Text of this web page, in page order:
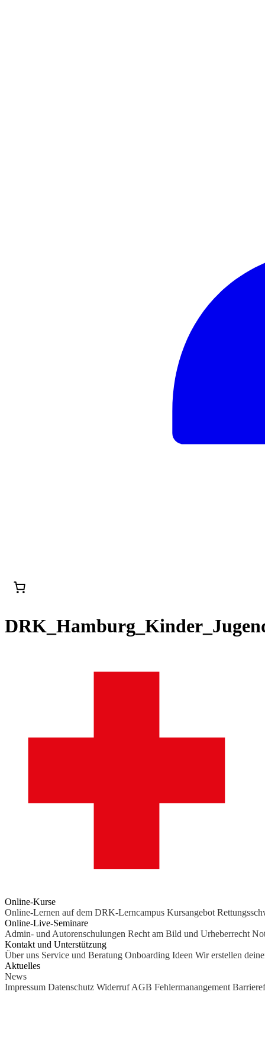
Online-Kurse
Online-Lernen auf dem DRK-Lerncampus Kursangebot
Online-Live-Seminare
Admin- und Autorenschulungen Recht am Bild und Urheberrecht
Kontakt und Unterstützung
Über uns Service und Beratung Onboarding Ideen Wir erstellen
Aktuelles
News
Impressum Datenschutz Widerruf AGB Fehlermanangement